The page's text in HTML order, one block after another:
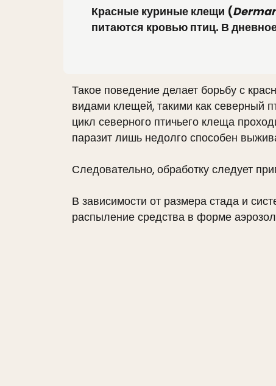
Красные куриные клещи (
питаются кровью птиц. В
Такое поведение делает борьбу с
видами клещей, такими как северный
цикл северного птичьего клеща
паразит лишь недолго способен
Следовательно, обработку следует
В зависимости от размера стада и
распыление средства в форме